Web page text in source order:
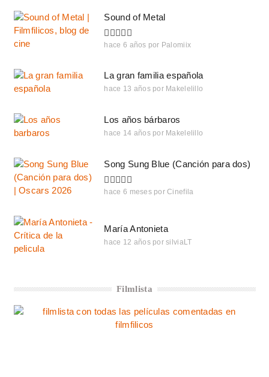
Sound of Metal
hace 6 años por Palomiix
La gran familia española
hace 13 años por Makelelillo
Los años bárbaros
hace 14 años por Makelelillo
Song Sung Blue (Canción para dos)
hace 6 meses por Cinefila
María Antonieta
hace 12 años por silviaLT
Filmlista